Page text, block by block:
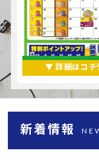
▼ 詳細はコチ
新着情報